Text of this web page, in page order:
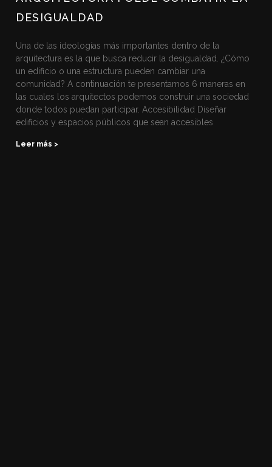
DESIGUALDAD
Una de las ideologías más importantes dentro de la
arquitectura es la que busca reducir la desigualdad. ¿Cómo
un edificio o una estructura pueden cambiar una
comunidad? A continuación te presentamos 6 maneras en
las cuales los arquitectos podemos construir una sociedad
donde todos puedan participar. Accesibilidad Diseñar
edificios y espacios públicos que sean accesibles
Leer más >